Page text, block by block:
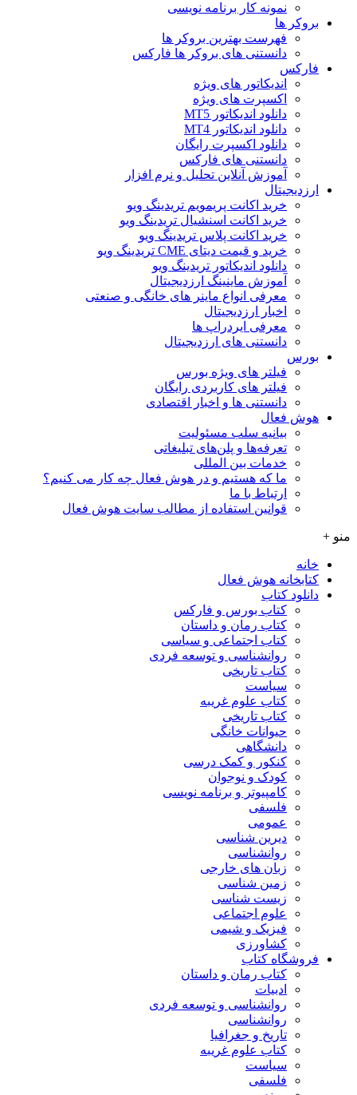
نمونه کار برنامه نویسی
بروکر ها
فهرست بهترین بروکر ها
دانستنی های بروکر ها فارکس
فارکس
اندیکاتور های ویژه
اکسپرت های ویژه
دانلود اندیکاتور MT5
دانلود اندیکاتور MT4
دانلود اکسپرت رایگان
دانستنی های فارکس
آموزش آنلاین تحلیل و نرم افزار
ارزدیجیتال
خرید اکانت پریمویم تریدینگ ویو
خرید اکانت اسنشیال تریدینگ ویو
خرید اکانت پلاس تریدینگ ویو
خرید و قیمت دیتای CME تریدینگ ویو
دانلود اندیکاتور تریدینگ ویو
آموزش ماینینگ ارزدیجیتال
معرفی انواع ماینر های خانگی و صنعتی
اخبار ارزدیجیتال
معرفی ایردراپ ها
دانستنی های ارزدیجیتال
بورس
فیلتر های ویژه بورس
فیلتر های کاربردی رایگان
دانستنی ها و اخبار اقتصادی
هوش فعال
بیانیه سلب مسئولیت
تعرفه‌ها و پلن‌های تبلیغاتی
خدمات بین المللی
ما که هستیم و در هوش فعال چه کار می کنیم؟
ارتباط با ما
قوانین استفاده از مطالب سایت هوش فعال
منو +
خانه
کتابخانه هوش فعال
دانلود کتاب
کتاب بورس و فارکس
کتاب رمان و داستان
کتاب اجتماعی و سیاسی
روانشناسی و توسعه فردی
کتاب تاریخی
سیاست
کتاب علوم غریبه
کتاب تاریخی
حیوانات خانگی
دانشگاهی
کنکور و کمک‌ درسی
کودک و نوجوان
کامپیوتر و برنامه نویسی
فلسفی
عمومی
دیرین شناسی
روانشناسی
زبان های خارجی
زمین شناسی
زیست شناسی
علوم اجتماعی
فیزیک و شیمی
کشاورزی
فروشگاه کتاب
کتاب رمان و داستان
ادبیات
روانشناسی و توسعه فردی
روانشناسی
تاریخ و جغرافیا
کتاب علوم غریبه
سیاست
فلسفی